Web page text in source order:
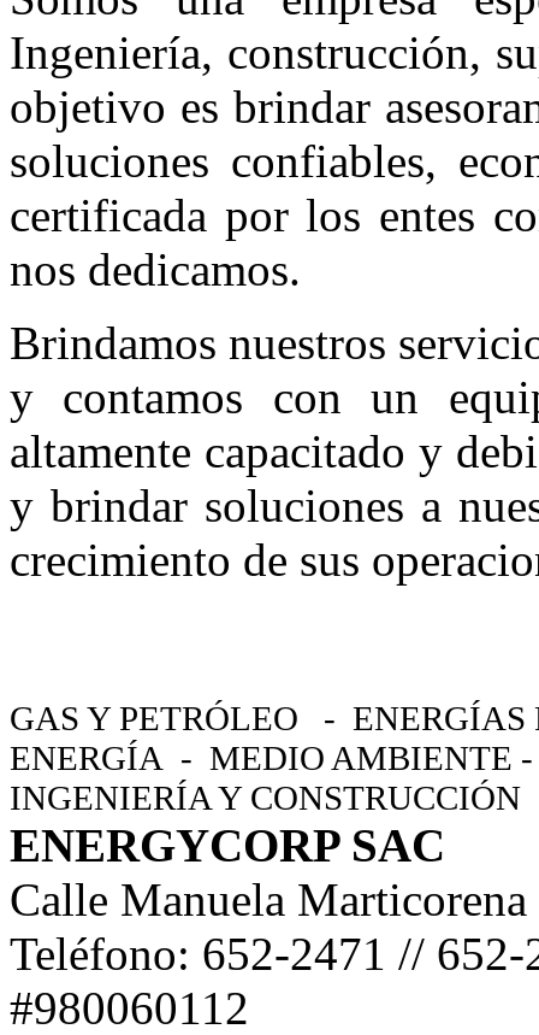
Ingeniería, construcción,
objetivo es brindar
soluciones confiables,
certificada por los entes
nos dedicamos.
Brindamos nuestros
y contamos con un
altamente capacitado y
y brindar soluciones a
crecimiento de sus
GAS Y PETRÓLEO -
ENERGÍA - MEDIO AMBIENTE -
INGENIERÍA Y CONSTRUCCIÓN
ENERGYCORP SAC
Calle Manuela
Teléfono: 652-2471 //
#980060112